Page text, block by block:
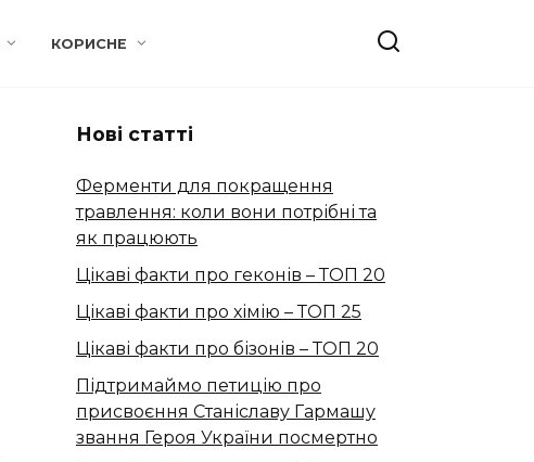
КОРИСНЕ
Нові статті
Ферменти для покращення
травлення: коли вони потрібні та
як працюють
Цікаві факти про геконів – ТОП 20
Цікаві факти про хімію – ТОП 25
Цікаві факти про бізонів – ТОП 20
Підтримаймо петицію про
присвоєння Станіславу Гармашу
звання Героя України посмертно